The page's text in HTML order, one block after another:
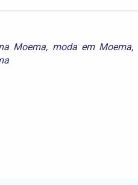
Moema, moda em Moema,